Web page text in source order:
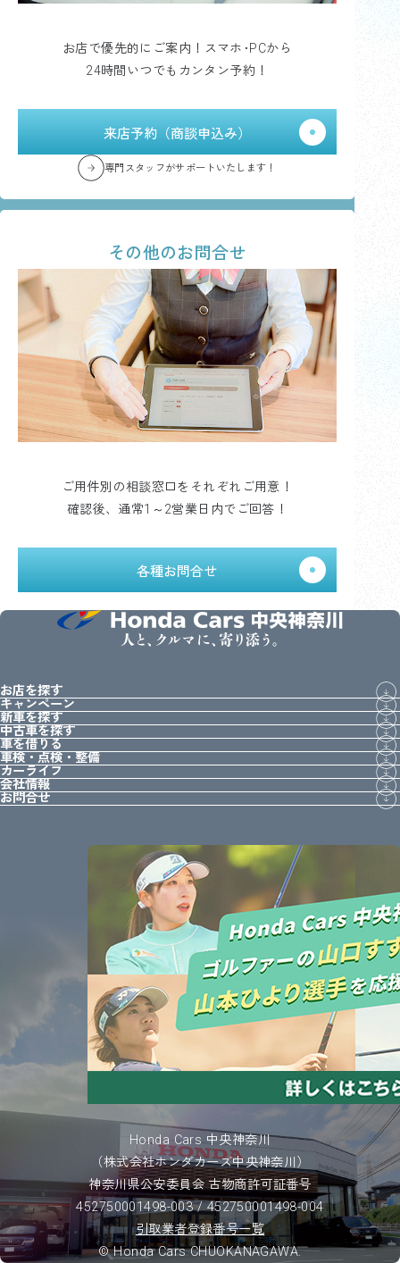
お店で優先的にご案内！スマホ･PCから
24時間いつでもカンタン予約！
来店予約（商談申込み）
専門スタッフがサポートいたします！
その他のお問合せ
ご用件別の相談窓口をそれぞれご用意！
確認後、通常1～2営業日内でご回答！
各種お問合せ
人と、クルマに、寄り添う。
お店を探す
キャンペーン
新車を探す
中古車を探す
車を借りる
車検・点検・整備
カーライフ
会社情報
お問合せ
Honda Cars 中央神奈川
（株式会社ホンダカーズ中央神奈川）
神奈川県公安委員会 古物商許可証番号
452750001498-003 / 452750001498-004
引取業者登録番号一覧
© Honda Cars CHUOKANAGAWA.